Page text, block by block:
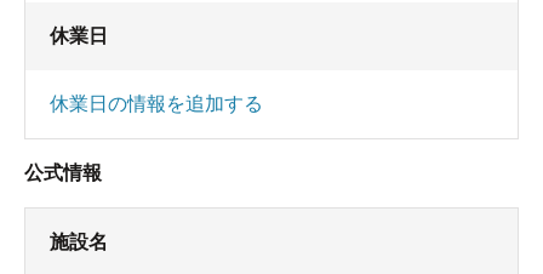
休業日
休業日の情報を追加する
公式情報
施設名